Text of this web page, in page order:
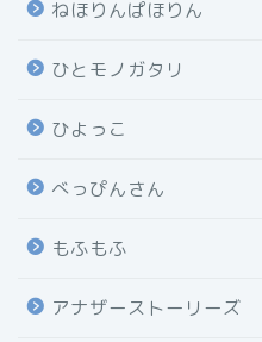
ねほりんぱほりん
ひとモノガタリ
ひよっこ
べっぴんさん
もふもふ
アナザーストーリーズ